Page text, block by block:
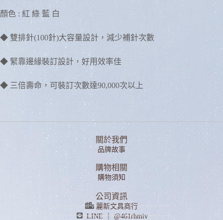
顏色 : 紅 綠 藍 白
◆ 雙排針(100針)大容量設計，減少補針次數
◆ 緊靠邊緣裝訂設計，好用效率佳
◆ 三倍壽命，可裝訂次數達90,000次以上
關於我們
品牌故事
購物相關
購物須知
公司資訊
麗新文具商行
LINE ｜ @461rhmiv